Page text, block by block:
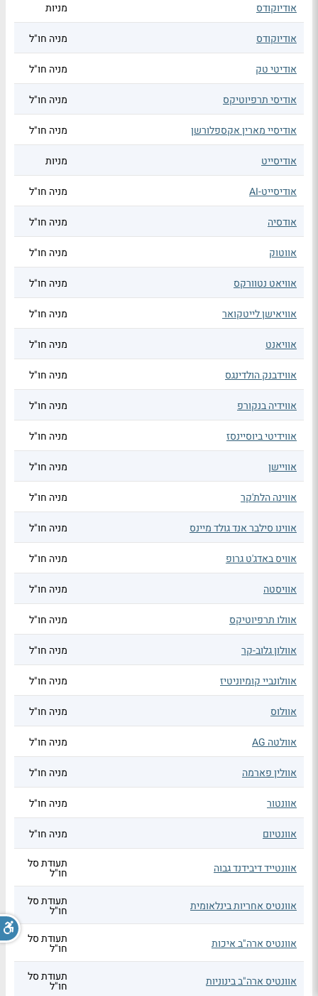
אודיוקודס מניות
אודיוקודס מניה חו"ל
אודיטי טק מניה חו"ל
אודיסי תרפיוטיקס מניה חו"ל
אודיסיי מארין אקספלורשן מניה חו"ל
אודיסייט מניות
אודיסייט-AI מניה חו"ל
אודסיה מניה חו"ל
אווטוק מניה חו"ל
אוויאט נטוורקס מניה חו"ל
אוויאישן לייטקואר מניה חו"ל
אוויאנט מניה חו"ל
אווידבנק הולדינגס מניה חו"ל
אווידיה בנקורפ מניה חו"ל
אווידיטי ביוסיינסז מניה חו"ל
אוויישן מניה חו"ל
אווינה הלת'קר מניה חו"ל
אווינו סילבר אנד גולד מיינס מניה חו"ל
אוויס באדג'ט גרופ מניה חו"ל
אוויסטה מניה חו"ל
אוולו תרפיוטיקס מניה חו"ל
אוולון גלוב-קר מניה חו"ל
אוולונביי קומיוניטיז מניה חו"ל
אוולוס מניה חו"ל
אוולטה AG מניה חו"ל
אוולין פארמה מניה חו"ל
אוונטור מניה חו"ל
אוונטיום מניה חו"ל
אוונטייד דיבידנד גבוה תעודת סל
חו"ל
אוונטיס אחריות בינלאומית תעודת סל
חו"ל
אוונטיס ארה"ב איכות תעודת סל
חו"ל
אוונטיס ארה"ב בינוניות תעודת סל
חו"ל